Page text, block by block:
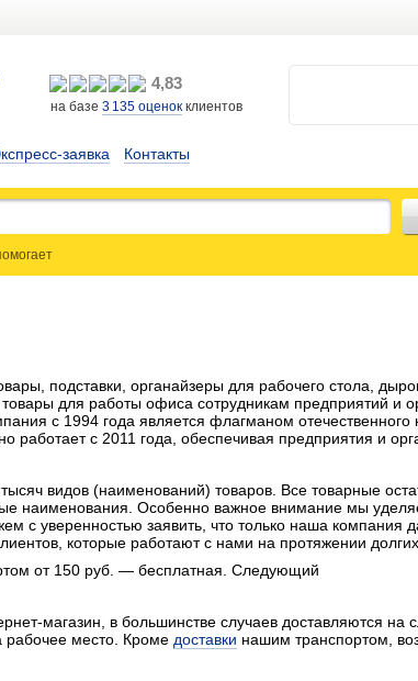
4,83
на базе 3 135 оценок клиентов
заявка Контакты
подставки, органайзеры для рабочего стола,
для работы офиса сотрудникам предприятий и
c 1994 года является флагманом отечественного
работает с 2011 года, обеспечивая предприятия и
видов (наименований) товаров. Все товарные
наименования. Особенно важное внимание мы
с уверенностью заявить, что только наша компания
которые работают с нами на протяжении
от 150 руб. — бесплатная. Следующий
магазин, в большинстве случаев доставляются
рабочее место. Кроме доставки нашим транспортом,